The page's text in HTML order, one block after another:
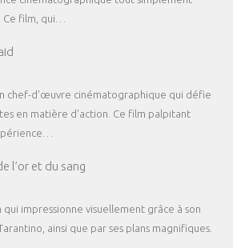
film, qui…
chef-d'œuvre cinématographique qui défie
en matière d'action. Ce film palpitant
l’or et du sang
qui impressionne visuellement grâce à son
ainsi que par ses plans magnifiques.